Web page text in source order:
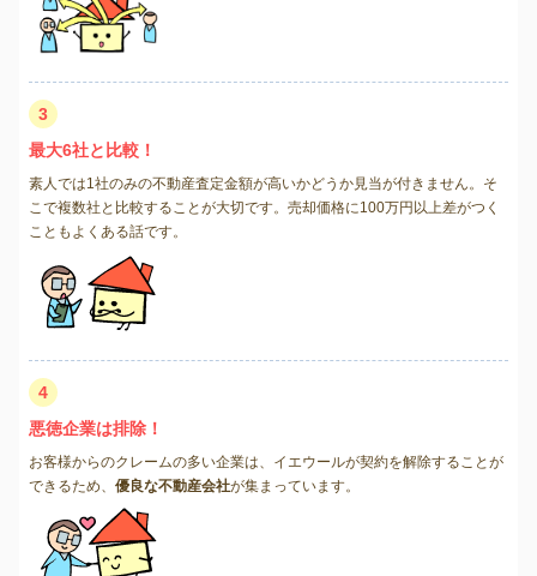
3
最大6社と比較！
素人では1社のみの不動産査定金額が高いかどうか見当が付きません。そ
こで複数社と比較することが大切です。売却価格に100万円以上差がつく
こともよくある話です。
4
悪徳企業は排除！
お客様からのクレームの多い企業は、イエウールが契約を解除することが
できるため、 優良な不動産会社が集まっています。